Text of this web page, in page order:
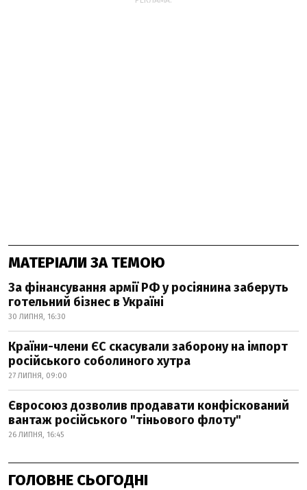
МАТЕРІАЛИ ЗА ТЕМОЮ
За фінансування армії РФ у росіянина заберуть
готельний бізнес в Україні
30 ЛИПНЯ, 16:30
Країни-члени ЄС скасували заборону на імпорт
російського соболиного хутра
27 ЛИПНЯ, 09:00
Євросоюз дозволив продавати конфіскований
вантаж російського "тіньового флоту"
26 ЛИПНЯ, 16:45
ГОЛОВНЕ СЬОГОДНІ